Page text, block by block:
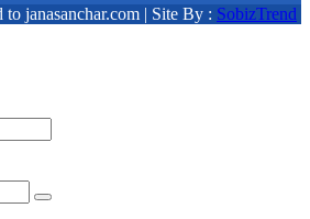
janasanchar.com | Site By : SobizTrend